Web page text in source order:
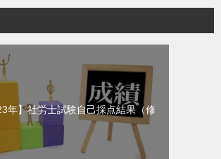
年】社労士試験自己採点結果（修